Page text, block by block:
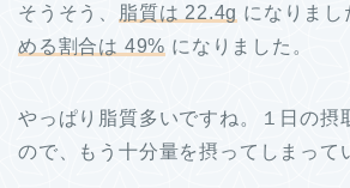
そうそう、 脂質は 22.4g になりまし
める割合は 49% になりました。
やっぱり脂質多いですね。１日の摂
ので、もう十分量を摂ってしまって